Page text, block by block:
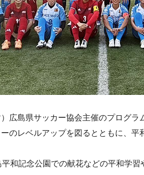
広島県サッカー協会主催のプログ
のレベルアップを図るとともに、
和記念公園での献花などの平和学